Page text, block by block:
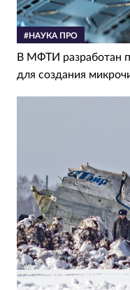
#НАУКА ПРО
В МФТИ разработан
для создания